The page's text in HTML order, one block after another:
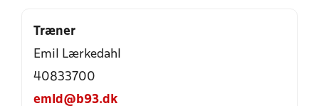
Træner
Emil Lærkedahl
40833700
emld@b93.dk